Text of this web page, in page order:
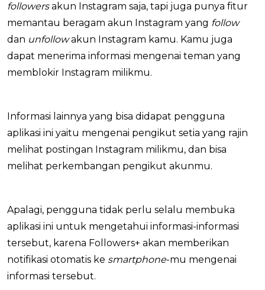
followersakun Instagram saja, tapi juga punya fitur
memantau beragam akun Instagram yang follow
dan unfollowakun Instagram kamu. Kamu juga
dapat menerima informasi mengenai teman yang
memblokir Instagram milikmu.
Informasi lainnya yang bisa didapat pengguna
aplikasi ini yaitu mengenai pengikut setia yang rajin
melihat postingan Instagram milikmu, dan bisa
melihat perkembangan pengikut akunmu.
Apalagi, pengguna tidak perlu selalu membuka
aplikasi ini untuk mengetahui informasi-informasi
tersebut, karena Followers+ akan memberikan
notifikasi otomatis ke smartphone­-mu mengenai
informasi tersebut.